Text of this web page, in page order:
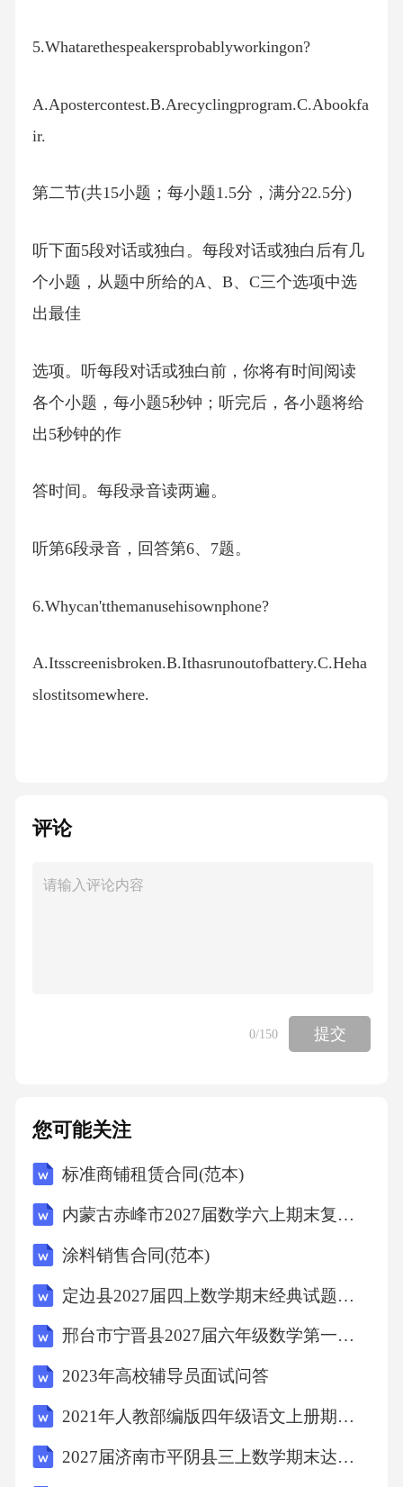
5.Whatarethespeakersprobablyworkingon?
A.Apostercontest.B.Arecyclingprogram.C.Abookfa
ir.
第二节(共15小题；每小题1.5分，满分22.5分)
听下面5段对话或独白。每段对话或独白后有几
个小题，从题中所给的A、B、C三个选项中选
出最佳
选项。听每段对话或独白前，你将有时间阅读
各个小题，每小题5秒钟；听完后，各小题将给
出5秒钟的作
答时间。每段录音读两遍。
听第6段录音，回答第6、7题。
6.Whycan'tthemanusehisownphone?
A.Itsscreenisbroken.B.Ithasrunoutofbattery.C.Heha
slostitsomewhere.
soutbluelight.
A.Decoratinghisnewoffice.B.Huntingforofficefacili
A.Clothingdesign.B.Englishliterature.C.Businessm
anagement.
10.Howdoesthemansoundintheend?
A.Respectful.B.Encouraging.C.Sympathetic.
英语试题第1页(共8页)
听第8段录音，回答第11至13题。
评论
0/150 提交
您可能关注
标准商铺租赁合同(范本)
内蒙古赤峰市2027届数学六上期末复习检测模拟试题含解析
涂料销售合同(范本)
定边县2027届四上数学期末经典试题含解析
邢台市宁晋县2027届六年级数学第一学期期末达标检测模拟试题含解析
2023年高校辅导员面试问答
2021年人教部编版四年级语文上册期中考试卷()
2027届济南市平阴县三上数学期末达标检测模拟试题含解析